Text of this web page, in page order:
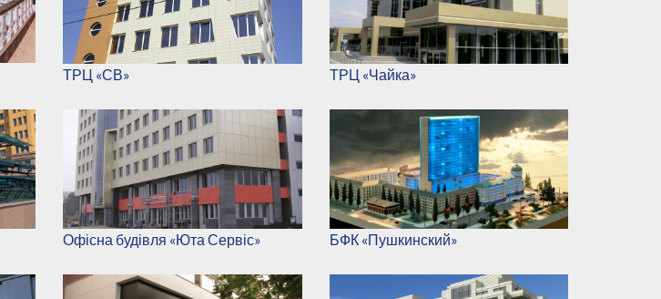
ТРЦ «СВ» ТРЦ «Чайка»
Офісна будівля «Юта Сервіс» БФК «Пушкинский»